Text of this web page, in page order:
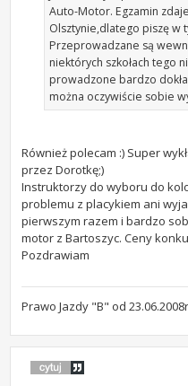
Auto-Motor. Egzamin
Olsztynie,dlatego piszę w
Przeprowadzane są
niektórych szkołach tego
prowadzone bardzo
można oczywiście sobie
Również polecam :) Super
przez Dorotkę;)
Instruktorzy do wyboru do
problemu z placykiem ani
pierwszym razem i bardzo
motor z Bartoszyc. Ceny
Pozdrawiam
Prawo Jazdy "B" od 23.06.2008r